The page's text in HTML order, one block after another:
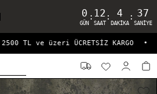
0
GÜN
: 12
SAAT
: 4
DAKIKA
: 37
SANIYE
2500 TL ve üzeri ÜCRETSİZ KARGO